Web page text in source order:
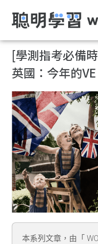
[學測指考必備
英國：今年的
本系列文章，由「